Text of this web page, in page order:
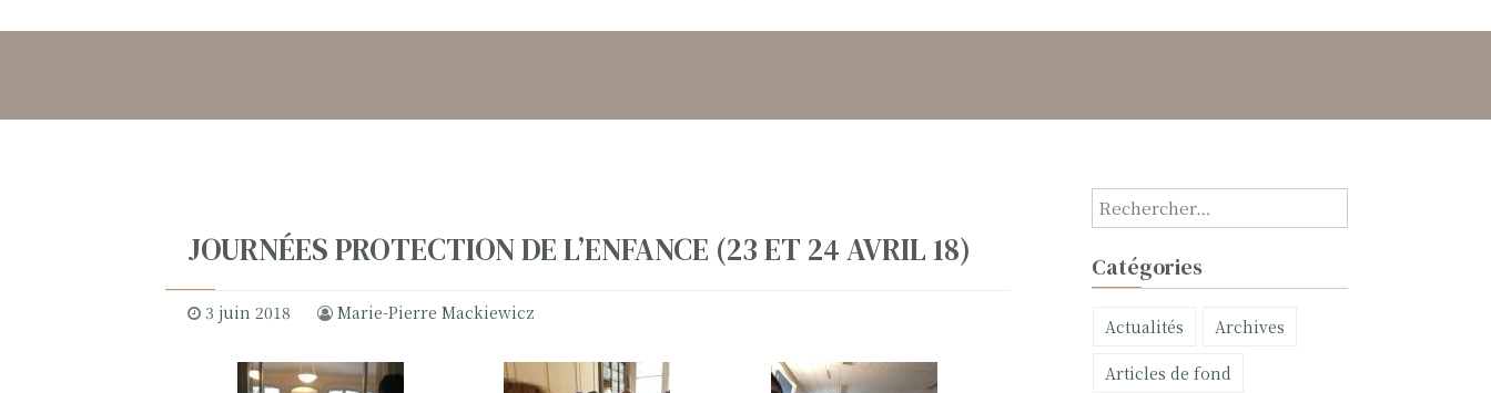
JOURNÉES PROTECTION DE L’ENFANCE (23 ET 24 AVRIL 18)
3 juin 2018 Marie-Pierre Mackiewicz
R
e
h
Catégories
Actualités Archives
Articles de fond